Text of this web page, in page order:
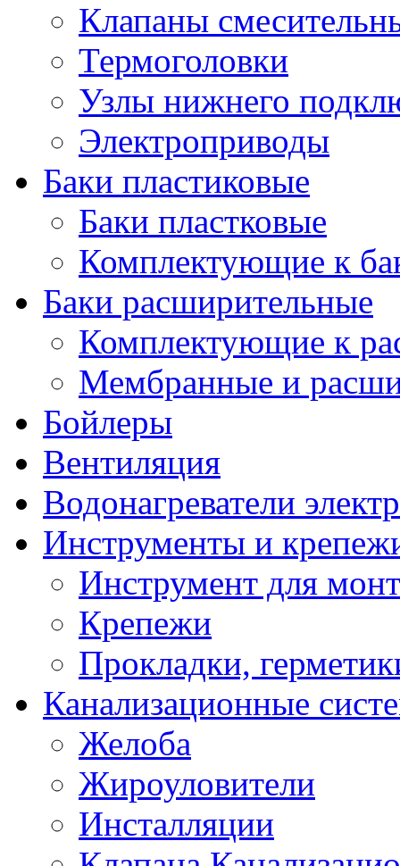
Клапаны
Термоголовки
Узлы нижнего
Электроприводы
Баки пластиковые
Баки пластковые
Комплектующие к
Баки расширительные
Комплектующие к
Мембранные и
Бойлеры
Вентиляция
Водонагреватели
Инструменты и
Инструмент для
Крепежи
Прокладки,
Канализационные
Желоба
Жироуловители
Инсталляции